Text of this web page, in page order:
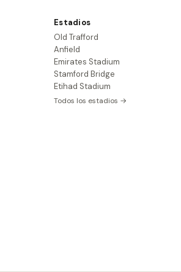
Estadios
Old Trafford
Anfield
Emirates Stadium
Stamford Bridge
Etihad Stadium
Todos los estadios →